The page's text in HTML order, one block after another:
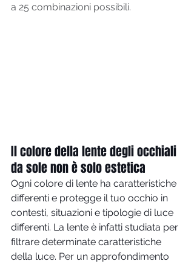
a 25 combinazioni possibili.
Il colore della lente degli occhiali
da sole non è solo estetica
Ogni colore di lente ha caratteristiche
differenti e protegge il tuo occhio in
contesti, situazioni e tipologie di luce
differenti. La lente è infatti studiata per
filtrare determinate caratteristiche
della luce. Per un approfondimento